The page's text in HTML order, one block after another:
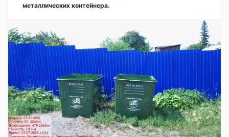
металлических контейнера.